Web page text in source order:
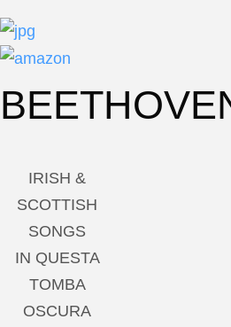
IRISH &
SCOTTISH
SONGS
IN QUESTA
TOMBA
OSCURA